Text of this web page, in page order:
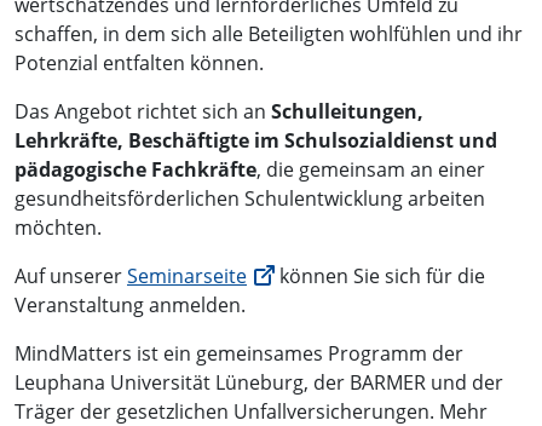
schaffen, in dem sich alle Beteiligten wohlfühlen und ihr
Potenzial entfalten können.
Das Angebot richtet sich an Schulleitungen,
Lehrkräfte, Beschäftigte im Schulsozialdienst und
pädagogische Fachkräfte, die gemeinsam an einer
gesundheitsförderlichen Schulentwicklung arbeiten
möchten.
Auf unsererSeminarseite
können Sie sich für die
Veranstaltung anmelden.
MindMatters ist ein gemeinsames Programm der
Leuphana Universität Lüneburg, der BARMER und der
Träger der gesetzlichen Unfallversicherungen. Mehr